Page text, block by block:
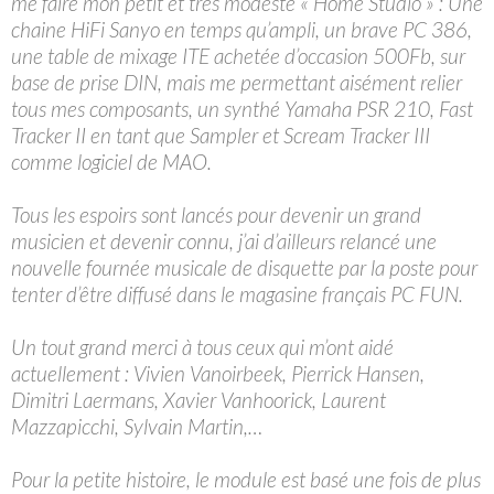
chaine HiFi Sanyo en temps qu’ampli, un brave PC 386,
une table de mixage ITE achetée d’occasion 500Fb, sur
base de prise DIN, mais me permettant aisément relier
tous mes composants, un synthé Yamaha PSR 210, Fast
Tracker II en tant que Sampler et Scream Tracker III
comme logiciel de MAO.
Tous les espoirs sont lancés pour devenir un grand
musicien et devenir connu, j’ai d’ailleurs relancé une
nouvelle fournée musicale de disquette par la poste pour
tenter d’être diffusé dans le magasine français PC FUN.
Un tout grand merci à tous ceux qui m’ont aidé
actuellement : Vivien Vanoirbeek, Pierrick Hansen,
Dimitri Laermans, Xavier Vanhoorick, Laurent
Mazzapicchi, Sylvain Martin,…
Pour la petite histoire, le module est basé une fois de plus